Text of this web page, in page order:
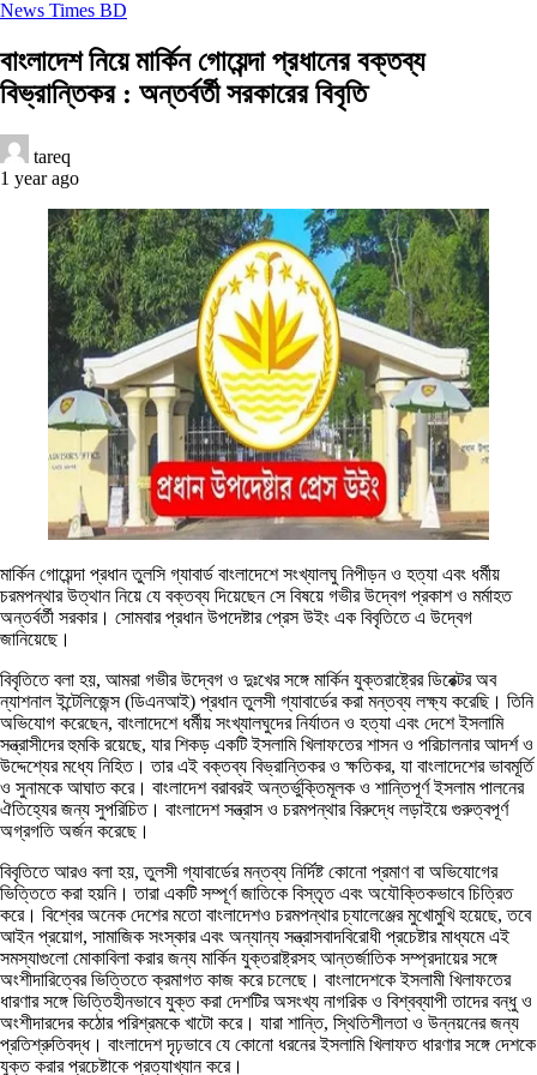
News Times BD
বাংলাদেশ নিয়ে মার্কিন গোয়েন্দা প্রধানের বক্তব্য
বিভ্রান্তিকর : অন্তর্বর্তী সরকারের বিবৃতি
tareq
1 year ago
মার্কিন গোয়েন্দা প্রধান তুলসি গ্যাবার্ড বাংলাদেশে সংখ্যালঘু নিপীড়ন ও হত্যা এবং ধর্মীয়
চরমপন্থার উত্থান নিয়ে যে বক্তব্য দিয়েছেন সে বিষয়ে গভীর উদ্বেগ প্রকাশ ও মর্মাহত
অন্তর্বর্তী সরকার। সোমবার প্রধান উপদেষ্টার প্রেস উইং এক বিবৃতিতে এ উদ্বেগ
জানিয়েছে।
বিবৃতিতে বলা হয়, আমরা গভীর উদ্বেগ ও দুঃখের সঙ্গে মার্কিন যুক্তরাষ্ট্রের ডিরেক্টর অব
ন্যাশনাল ইন্টেলিজেন্স (ডিএনআই) প্রধান তুলসী গ্যাবার্ডের করা মন্তব্য লক্ষ্য করেছি। তিনি
অভিযোগ করেছেন, বাংলাদেশে ধর্মীয় সংখ্যালঘুদের নির্যাতন ও হত্যা এবং দেশে ইসলামি
সন্ত্রাসীদের হুমকি রয়েছে, যার শিকড় একটি ইসলামি খিলাফতের শাসন ও পরিচালনার আদর্শ ও
উদ্দেশ্যের মধ্যে নিহিত। তার এই বক্তব্য বিভ্রান্তিকর ও ক্ষতিকর, যা বাংলাদেশের ভাবমূর্তি
ও সুনামকে আঘাত করে। বাংলাদেশ বরাবরই অন্তর্ভুক্তিমূলক ও শান্তিপূর্ণ ইসলাম পালনের
ঐতিহ্যের জন্য সুপরিচিত। বাংলাদেশ সন্ত্রাস ও চরমপন্থার বিরুদ্ধে লড়াইয়ে গুরুত্বপূর্ণ
অগ্রগতি অর্জন করেছে।
বিবৃতিতে আরও বলা হয়, তুলসী গ্যাবার্ডের মন্তব্য নির্দিষ্ট কোনো প্রমাণ বা অভিযোগের
ভিত্তিতে করা হয়নি। তারা একটি সম্পূর্ণ জাতিকে বিস্তৃত এবং অযৌক্তিকভাবে চিত্রিত
করে। বিশ্বের অনেক দেশের মতো বাংলাদেশও চরমপন্থার চ্যালেঞ্জের মুখোমুখি হয়েছে, তবে
আইন প্রয়োগ, সামাজিক সংস্কার এবং অন্যান্য সন্ত্রাসবাদবিরোধী প্রচেষ্টার মাধ্যমে এই
সমস্যাগুলো মোকাবিলা করার জন্য মার্কিন যুক্তরাষ্ট্রসহ আন্তর্জাতিক সম্প্রদায়ের সঙ্গে
অংশীদারিত্বের ভিত্তিতে ক্রমাগত কাজ করে চলেছে। বাংলাদেশকে ইসলামী খিলাফতের
ধারণার সঙ্গে ভিত্তিহীনভাবে যুক্ত করা দেশটির অসংখ্য নাগরিক ও বিশ্বব্যাপী তাদের বন্ধু ও
অংশীদারদের কঠোর পরিশ্রমকে খাটো করে। যারা শান্তি, স্থিতিশীলতা ও উন্নয়নের জন্য
প্রতিশ্রুতিবদ্ধ। বাংলাদেশ দৃঢ়ভাবে যে কোনো ধরনের ইসলামি খিলাফত ধারণার সঙ্গে দেশকে
যুক্ত করার প্রচেষ্টাকে প্রত্যাখ্যান করে।